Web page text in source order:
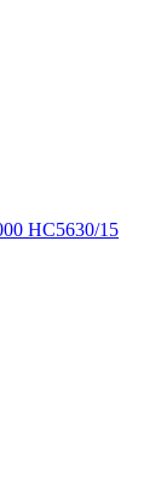
HC5630/15